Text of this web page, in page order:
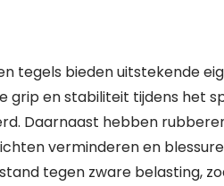
tegels bieden uitstekende
grip en stabiliteit tijdens het
Daarnaast hebben
verminderen en
tegen zware belasting,